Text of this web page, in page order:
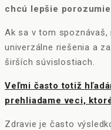
chcú lepšie
Ak sa v tom
univerzálne riešenia a
širších súvislostiach.
Veľmi často totiž
prehliadame veci,
Zdravie je často